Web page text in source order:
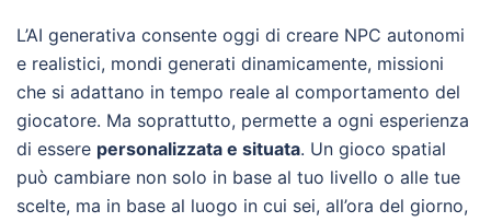
L’AI generativa consente oggi di creare NPC autonomi
e realistici, mondi generati dinamicamente, missioni
che si adattano in tempo reale al comportamento del
giocatore. Ma soprattutto, permette a ogni esperienza
di essere personalizzata e situata. Un gioco spatial
può cambiare non solo in base al tuo livello o alle tue
scelte, ma in base al luogo in cui sei, all’ora del giorno,